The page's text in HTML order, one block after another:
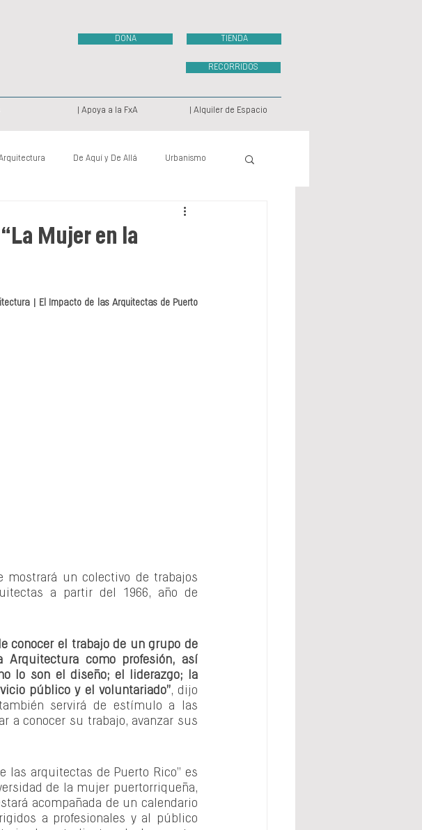
DONA TIENDA
RECORRIDOS
| Apoya a la FxA | Alquiler de Espacio
De Aquí y De Allá Urbanismo
Mujer en la
| El Impacto de las Arquitectas de Puerto
mostrará un colectivo de trabajos
a partir del 1966, año de
conocer el trabajo de un grupo de
Arquitectura como profesión, así
lo son el diseño; el liderazgo; la
público y el voluntariado”, dijo
servirá de estímulo a las
a conocer su trabajo, avanzar sus
las arquitectas de Puerto Rico” es
de la mujer puertorriqueña,
acompañada de un calendario
a profesionales y al público